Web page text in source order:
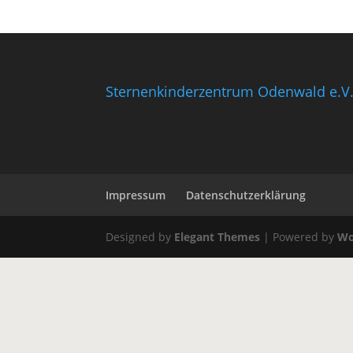
Sternenkinderzentrum Odenwald e.V.
Impressum Datenschutzerklärung
Designed by Elegant Themes | Powered by